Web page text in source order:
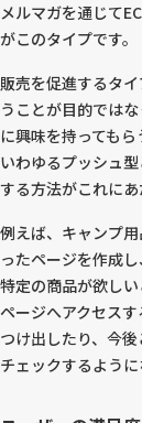
メルマガを通じて
がこのタイプです。
販売を促進するタ
うことが目的では
に興味を持ってもら
いわゆるプッシュ
する方法がこれにあ
例えば、キャンプ
ったページを作成
特定の商品が欲し
ページへアクセス
つけ出したり、今
チェックするように